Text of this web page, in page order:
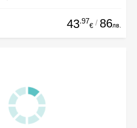
43.97
€ / 86лв.